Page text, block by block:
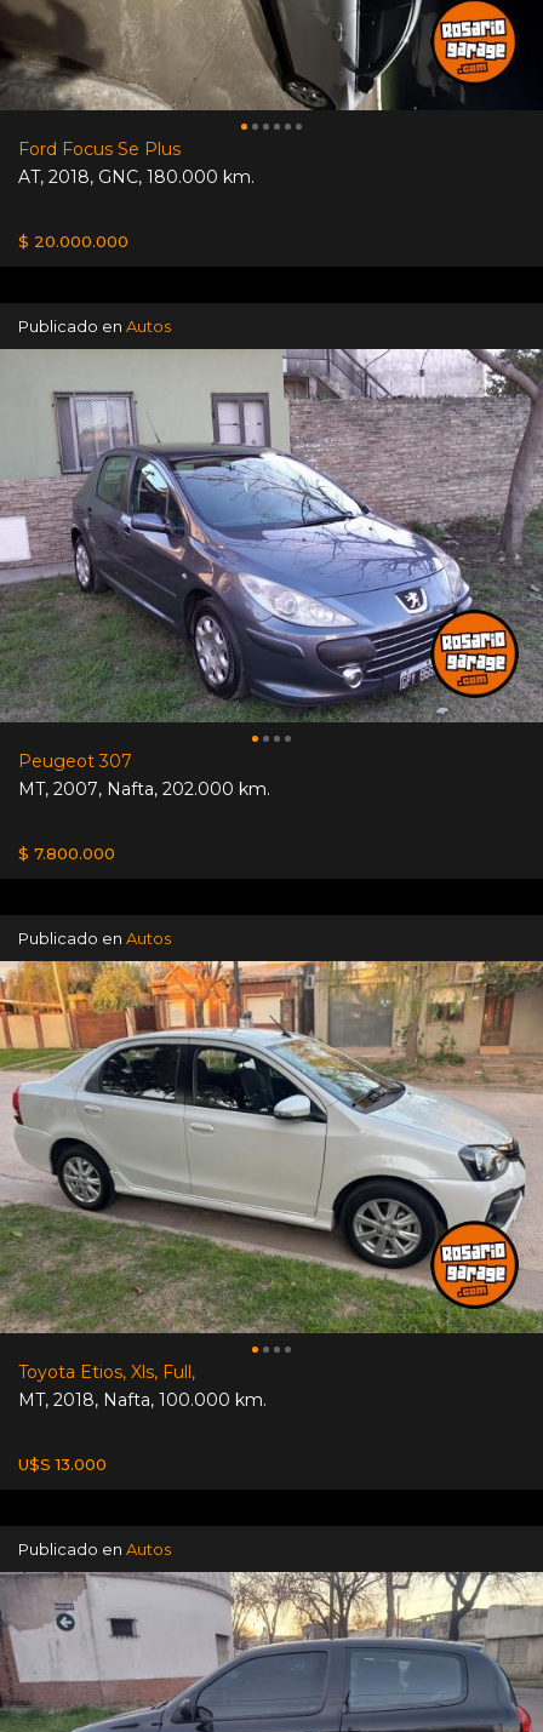
Ford Focus Se Plus
AT, 2018, GNC, 180.000 km.
$ 20.000.000
Publicado en Autos
Peugeot 307
MT, 2007, Nafta, 202.000 km.
$ 7.800.000
Publicado en Autos
Toyota Etios, Xls, Full,
MT, 2018, Nafta, 100.000 km.
U$S 13.000
Publicado en Autos